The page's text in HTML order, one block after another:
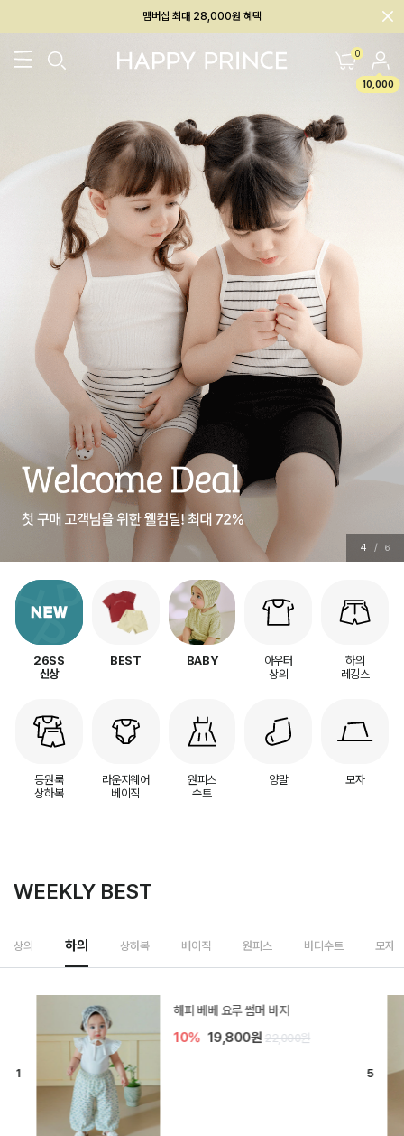
회원전용 아울렛, 가입하면 ~60% 할인!
0
10,000
4 / 6
26SS
신상
BEST BABY
아우터
상의
하의
레깅스
등원룩
상하복
라운지웨어
베이직
원피스
수트
양말 모자
WEEKLY BEST
상의 하의 상하복 베이직 원피스 바디수트 모자
[SIZE ~6Y] 델린 린넨 바지
10% 21,600원 24,000원